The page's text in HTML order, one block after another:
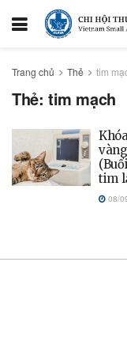
Trang chủ Thẻ tim
Thẻ: tim mạch
tim
08/